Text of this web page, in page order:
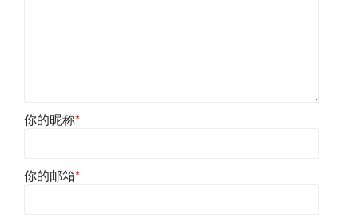
你的昵称*
你的邮箱*